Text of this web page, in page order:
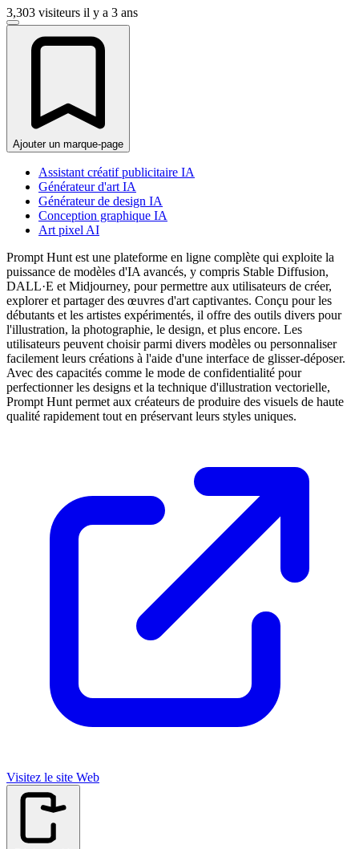
3,303 visiteurs il y a 3 ans
Ajouter un marque-page
Assistant créatif publicitaire IA
Générateur d'art IA
Générateur de design IA
Conception graphique IA
Art pixel AI
Prompt Hunt est une plateforme en ligne complète qui exploite la
puissance de modèles d'IA avancés, y compris Stable Diffusion,
DALL·E et Midjourney, pour permettre aux utilisateurs de créer,
explorer et partager des œuvres d'art captivantes. Conçu pour les
débutants et les artistes expérimentés, il offre des outils divers pour
l'illustration, la photographie, le design, et plus encore. Les
utilisateurs peuvent choisir parmi divers modèles ou personnaliser
facilement leurs créations à l'aide d'une interface de glisser-déposer.
Avec des capacités comme le mode de confidentialité pour
perfectionner les designs et la technique d'illustration vectorielle,
Prompt Hunt permet aux créateurs de produire des visuels de haute
qualité rapidement tout en préservant leurs styles uniques.
Visitez le site Web